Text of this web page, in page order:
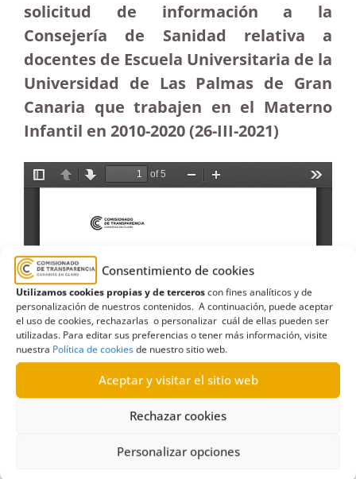
Consentimiento de cookies
Utilizamos cookies propias y de terceroscon fines analíticos y de
personalización de nuestros contenidos. A continuación, puede aceptar
el uso de cookies, rechazarlas o personalizar cuál de ellas pueden ser
utilizadas. Para editar sus preferencias o tener más información, visite
nuestra Política de cookiesde nuestro sitio web.
Aceptar y visitar el sitio web
Rechazar cookies
Personalizar opciones
solicitud de información a la
Consejería de Sanidad relativa a
docentes de Escuela Universitaria de la
Universidad de Las Palmas de Gran
Canaria que trabajen en el Materno
Infantil en 2010-2020 (26-III-2021)